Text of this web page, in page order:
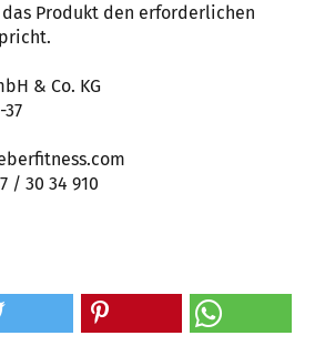
Produkt den erforderlichen
& Co. KG
/ 30 34 910